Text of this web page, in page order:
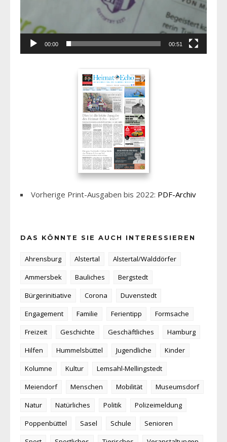
00:00 00:51
Vorherige Print-Ausgaben bis 2022: PDF-Archiv
DAS KÖNNTE SIE AUCH INTERESSIEREN
Ahrensburg Alstertal
Alstertal/Walddörfer
Ammersbek
Bauliches
Bergstedt
Bürgerinitiative
Corona
Duvenstedt
Engagement
Familie Ferientipp
Formsache
Freizeit
Geschichte Geschäftliches
Hamburg
Hilfen
Hummelsbüttel Jugendliche
Kinder
Kolumne
Kultur
Lemsahl-Mellingstedt
Meiendorf
Menschen Mobilität
Museumsdorf
Natur
Natürliches Politik
Polizeimeldung
Poppenbüttel
Sasel Schule
Senioren